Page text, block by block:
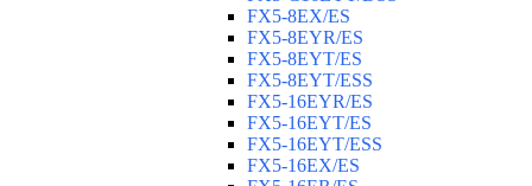
FX5-8EX/ES
FX5-8EYR/ES
FX5-8EYT/ES
FX5-8EYT/ESS
FX5-16EYR/ES
FX5-16EYT/ES
FX5-16EYT/ESS
FX5-16EX/ES